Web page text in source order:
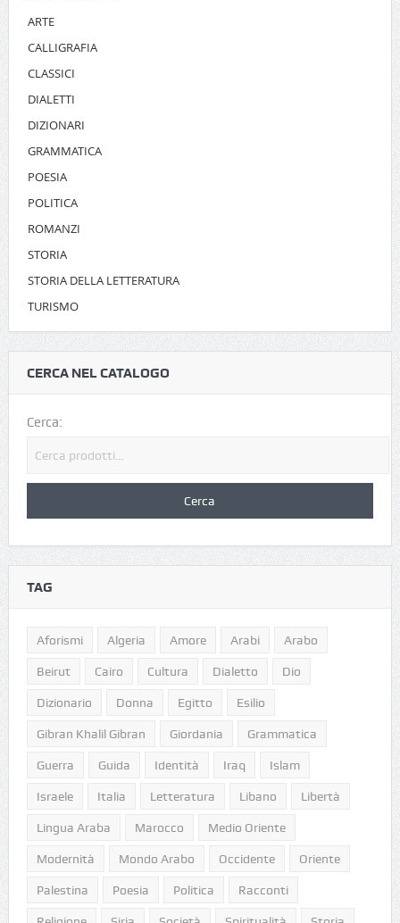
ARTE
CALLIGRAFIA
CLASSICI
DIALETTI
DIZIONARI
GRAMMATICA
POESIA
POLITICA
ROMANZI
STORIA
STORIA DELLA LETTERATURA
TURISMO
CERCA NEL CATALOGO
Cerca:
TAG
Aforismi Algeria Amore Arabi Arabo
Beirut Cairo Cultura Dialetto Dio
Dizionario Donna Egitto Esilio
Gibran Khalil Gibran Giordania Grammatica
Guerra Guida Identità Iraq Islam
Israele Italia Letteratura Libano Libertà
Lingua Araba Marocco Medio Oriente
Modernità Mondo Arabo Occidente Oriente
Palestina Poesia Politica Racconti